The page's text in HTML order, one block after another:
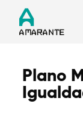
Termo de
Plano